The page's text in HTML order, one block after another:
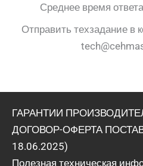
Среднее время
Отправить техзадание в
ГАРАНТИИ
ДОГОВОР-ОФЕРТА
18.06.2025)
Полезная техническая